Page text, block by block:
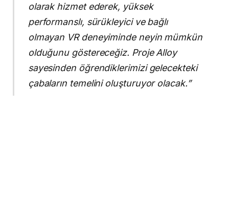
olarak hizmet ederek, yüksek
performanslı, sürükleyici ve bağlı
olmayan VR deneyiminde neyin mümkün
olduğunu göstereceğiz. Proje Alloy
sayesinden öğrendiklerimizi gelecekteki
çabaların temelini oluşturuyor olacak.”